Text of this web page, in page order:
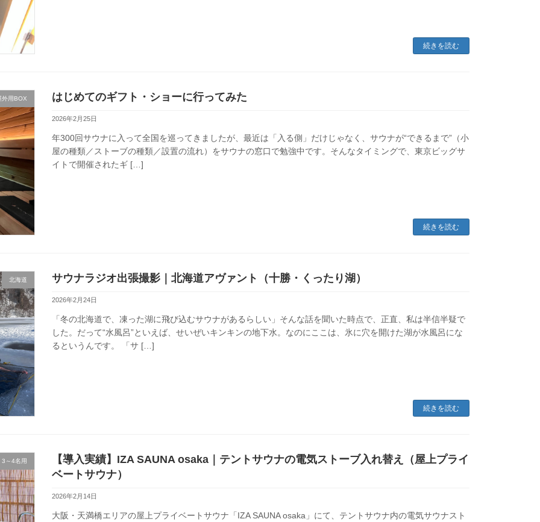
続きを読む
外用BOX はじめてのギフト・ショーに行ってみた
2026年2月25日
年300回サウナに入って全国を巡ってきましたが、最近は「入る側」だけじゃなく、サウナが“できるまで”（小
屋の種類／ストーブの種類／設置の流れ）をサウナの窓口で勉強中です。そんなタイミングで、東京ビッグサ
イトで開催されたギ […]
続きを読む
北海道 サウナラジオ出張撮影｜北海道アヴァント（十勝・くったり湖）
2026年2月24日
「冬の北海道で、凍った湖に飛び込むサウナがあるらしい」そんな話を聞いた時点で、正直、私は半信半疑で
した。だって“水風呂”といえば、せいぜいキンキンの地下水。なのにここは、氷に穴を開けた湖が水風呂にな
るというんです。 「サ […]
続きを読む
3～4名用
【導入実績】IZA SAUNA osaka｜テントサウナの電気ストーブ入れ替え（屋上プライ
ベートサウナ）
2026年2月14日
大阪・天満橋エリアの屋上プライベートサウナ「IZA SAUNA osaka」にて、テントサウナ内の電気サウナスト